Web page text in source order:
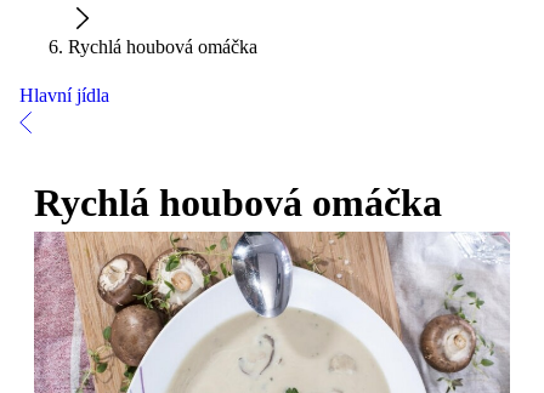
Rychlá houbová omáčka
Hlavní jídla
Rychlá houbová omáčka